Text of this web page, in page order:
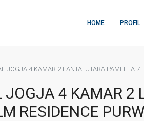
HOME PROFIL
JOGJA 4 KAMAR 2 LANTAI UTARA PAMELLA 7
JOGJA 4 KAMAR 2
RESIDENCE